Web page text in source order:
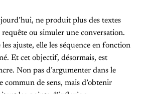
ne produit plus des textes
ou simuler une conversation.
ajuste, elle les séquence en fonction
Et cet objectif, désormais, est
Non pas d’argumenter dans le
commun de sens, mais d’obtenir